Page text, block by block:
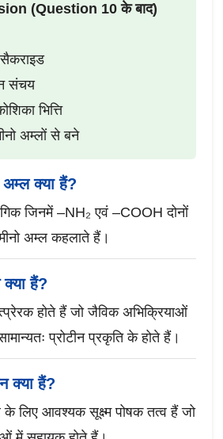
(Question 10 के बाद)
संचय
भित्ति
अम्लों से बने
क्या हैं?
जिनमें –NH₂ एवं –COOH दोनों
अम्ल कहलाते हैं।
हैं?
होते हैं जो जैविक अभिक्रियाओं
प्रोटीन प्रकृति के होते हैं।
क्या हैं?
के लिए आवश्यक सूक्ष्म पोषक तत्व हैं जो